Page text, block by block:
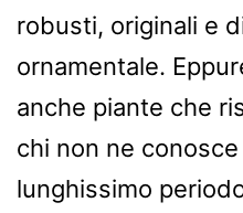
robusti, originali e
ornamentale.
anche piante che
chi non ne
lunghissimo